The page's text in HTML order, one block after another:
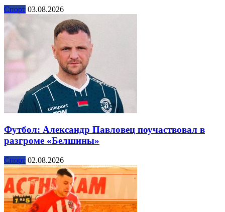
Спорт 03.08.2026
Футбол: Александр Павловец поучаствовал в
разгроме «Белшины»
Спорт 02.08.2026